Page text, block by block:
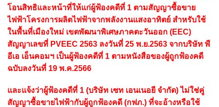
โอนสิทธิและหน้าที่ให้แก่ผู้ฟ้องคดีที่ 1 ตามสัญญาซื้อขาย
ไฟฟ้าโครงการผลิตไฟฟ้าจากพลังงานแสงอาทิตย์ สำหรับใช้
ในพื้นที่เมืองใหม่ เขตพัฒนาพิเศษภาคตะวันออก (EEC)
สัญญาเลขที่ PVEEC 2563 ลงวันที่ 25 พ.ย.2563 จากบริษัท พี
อีเอ เอ็นคอมฯ เป็นผู้ฟ้องคดีที่ 1 ตามหนังสือของผู้ถูกฟ้องคดี
ฉบับลงวันที่ 19 พ.ค.2566
และแจ้งว่าผู้ฟ้องคดีที่ 1 (บริษัท เซท เอนเนอยี จำกัด) ไม่ใช่คู่
สัญญาซื้อขายไฟฟ้ากับผู้ถูกฟ้องคดี (กฟภ.) ที่จะอ้างหรือใช้